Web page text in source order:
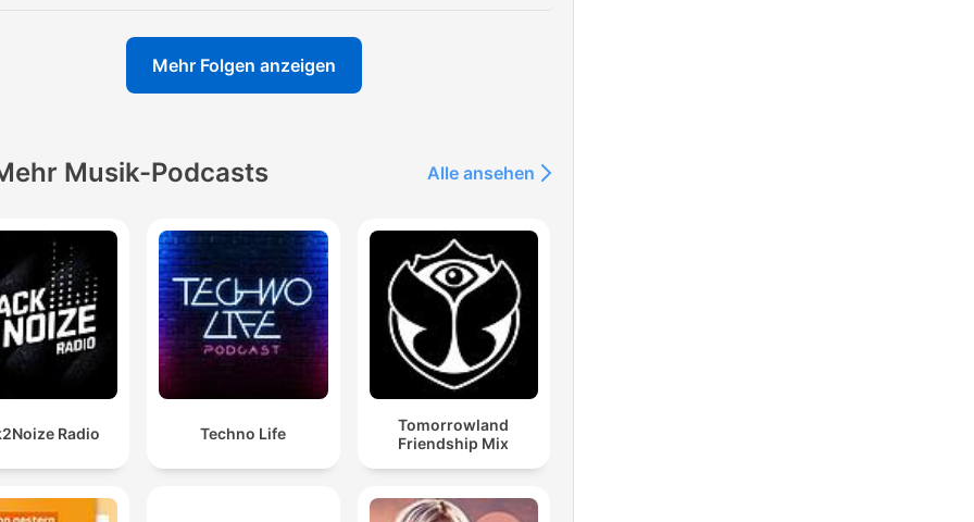
Mehr Folgen anzeigen
Musik-Podcasts Alle ansehen
Radio Techno Life
Tomorrowland
Friendship Mix